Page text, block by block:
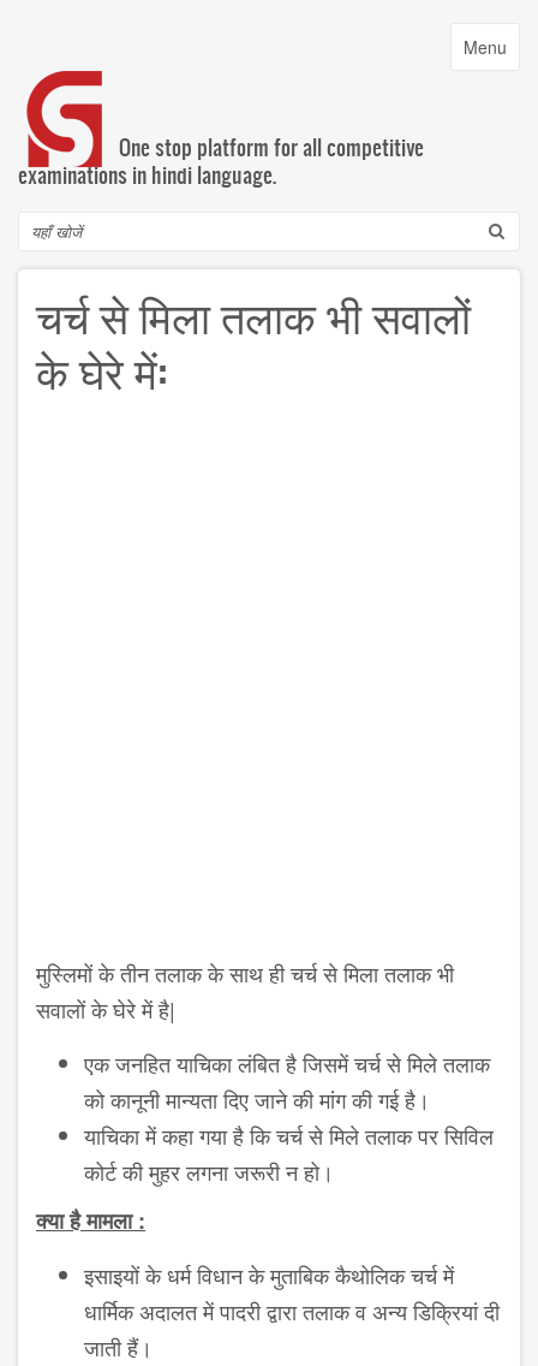
content
Toggle
Menu
One stop platform for all competitive
examinations in hindi language.
Search
चर्च से मिला तलाक भी सवालों
के घेरे में:
मुस्लिमों के तीन तलाक के साथ ही चर्च से मिला तलाक भी
सवालों के घेरे में है|
एक जनहित याचिका लंबित है जिसमें चर्च से मिले तलाक
को कानूनी मान्यता दिए जाने की मांग की गई है।
याचिका में कहा गया है कि चर्च से मिले तलाक पर सिविल
कोर्ट की मुहर लगना जरूरी न हो।
क्या है मामला :
इसाइयों के धर्म विधान के मुताबिक कैथोलिक चर्च में
धार्मिक अदालत में पादरी द्वारा तलाक व अन्य डिक्रियां दी
जाती हैं।